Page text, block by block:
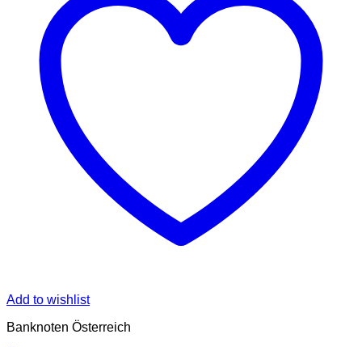
Add to wishlist
Banknoten Österreich